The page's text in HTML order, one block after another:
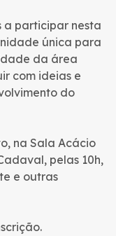
a participar nesta
única para
da área
com ideias e
do
na Sala Acácio
pelas 10h,
e outras